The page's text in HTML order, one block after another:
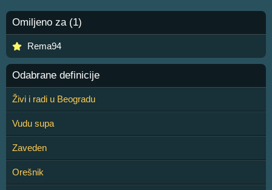
Omiljeno za (1)
Rema94
Odabrane definicije
Živi i radi u Beogradu
Vudu supa
Zaveden
Orešnik